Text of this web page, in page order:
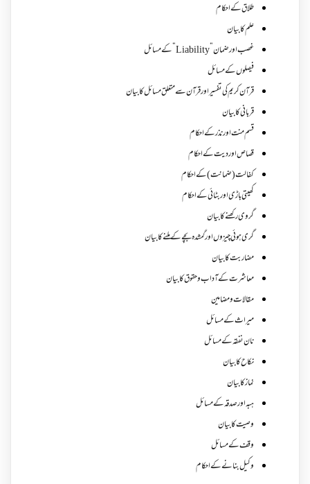
طلاق کے احکام
علم کا بیان
غصب اورضمان”Liability” کے مسائل
فیصلوں کے مسائل
قرآن کریم کی تفسیر اور قرآن سے متعلق مسائل کا بیان
قربانی کا بیان
قسم منت اور نذر کے احکام
قصاص اور دیت کے احکام
کفالت (ضمانت) کے احکام
کھیتی باڑی اور بٹائی کے احکام
گروی رکھنے کا بیان
گری ہوئی چیزوں اورگمشدہ بچے کے ملنے کا بیان
مضاربت کا بیان
معاشرت کے آداب و حقوق کا بیان
مقالات ومضامین
میراث کے مسائل
نان نفقہ کے مسائل
نکاح کا بیان
نماز کا بیان
ہبہ اور صدقہ کے مسائل
وصیت کا بیان
وقف کے مسائل
وکیل بنانے کے احکام